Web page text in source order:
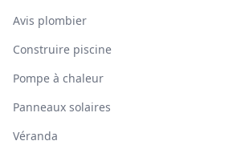
Avis plombier
Construire piscine
Pompe à chaleur
Panneaux solaires
Véranda